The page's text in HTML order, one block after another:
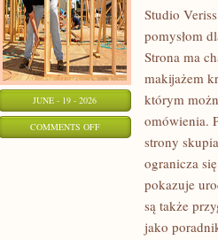
JUNE - 19 - 2026
COMMENTS OFFON
Studio
pomysłom
Strona ma
makijażem
którym
omówienia.
strony
ogranicza
pokazuje
są także
jako